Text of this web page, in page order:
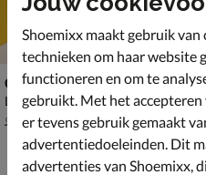
Cruyff Junior Fearia Futura
Lage sneakers - wit
van € 99,99 voor € 69,99
99 99 69, 99
Shoemixx maakt gebruik
technieken om haar website
functioneren en om te
gebruikt. Met het
er tevens gebruik gemaakt
advertentiedoeleinden. Dit
advertenties van Shoemixx,